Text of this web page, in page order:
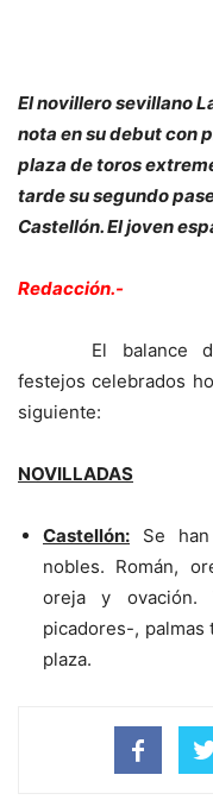
El novillero sevillano
nota en su debut con
plaza de toros
tarde su segundo
Castellón. El joven
Redacción.-
El balance de
festejos celebrados
siguiente:
NOVILLADAS
Castellón: Se
nobles. Román,
oreja y ovación.
picadores-, palmas
plaza.